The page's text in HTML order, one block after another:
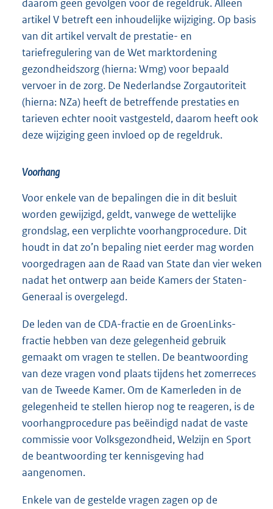
daarom geen gevolgen voor de regeldruk. Alleen
artikel V betreft een inhoudelijke wijziging. Op basis
van dit artikel vervalt de prestatie- en
tariefregulering van de Wet marktordening
gezondheidszorg (hierna: Wmg) voor bepaald
vervoer in de zorg. De Nederlandse Zorgautoriteit
(hierna: NZa) heeft de betreffende prestaties en
tarieven echter nooit vastgesteld, daarom heeft ook
deze wijziging geen invloed op de regeldruk.
Voorhang
Voor enkele van de bepalingen die in dit besluit
worden gewijzigd, geldt, vanwege de wettelijke
grondslag, een verplichte voorhangprocedure. Dit
houdt in dat zo’n bepaling niet eerder mag worden
voorgedragen aan de Raad van State dan vier weken
nadat het ontwerp aan beide Kamers der Staten-
Generaal is overgelegd.
De leden van de CDA-fractie en de GroenLinks-
fractie hebben van deze gelegenheid gebruik
gemaakt om vragen te stellen. De beantwoording
van deze vragen vond plaats tijdens het zomerreces
van de Tweede Kamer. Om de Kamerleden in de
gelegenheid te stellen hierop nog te reageren, is de
voorhangprocedure pas beëindigd nadat de vaste
commissie voor Volksgezondheid, Welzijn en Sport
de beantwoording ter kennisgeving had
aangenomen.
Enkele van de gestelde vragen zagen op de